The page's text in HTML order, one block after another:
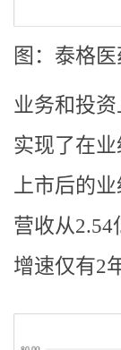
图：泰格
业务和投
实现了在
上市后的
营收从
增速仅有2